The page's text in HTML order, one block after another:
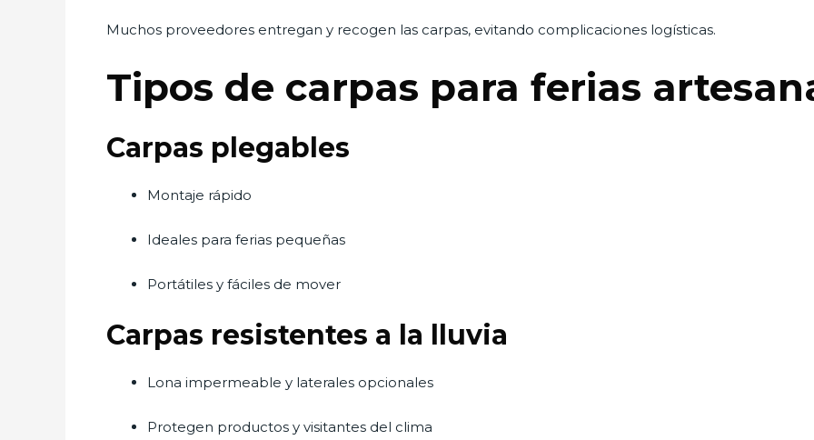
Muchos proveedores entregan y recogen las carpas, evitando complicaciones logísticas.
Tipos de carpas para ferias
Carpas plegables
Montaje rápido
Ideales para ferias pequeñas
Portátiles y fáciles de mover
Carpas resistentes a la lluvia
Lona impermeable y laterales opcionales
Protegen productos y visitantes del clima